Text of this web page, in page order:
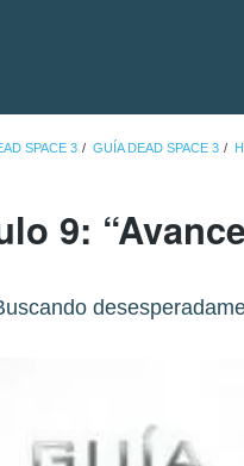
SPACE 3 GUÍA DEAD SPACE 3
9: